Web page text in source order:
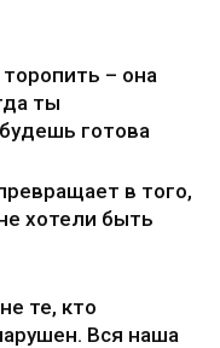
– она
ты
готова
в того,
хотели быть
те, кто
Вся наша